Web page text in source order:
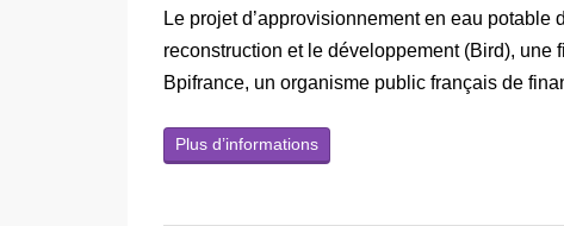
Le projet d’approvisionnement en eau
reconstruction et le développement (Bird),
Bpifrance, un organisme public français de
Plus d’informations